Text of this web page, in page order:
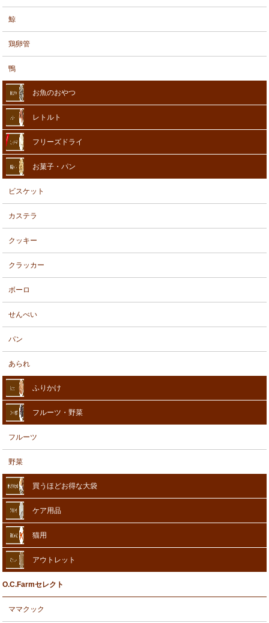
鯨
鶏卵管
鴨
お魚のおやつ
レトルト
フリーズドライ
お菓子・パン
ビスケット
カステラ
クッキー
クラッカー
ボーロ
せんべい
パン
あられ
ふりかけ
フルーツ・野菜
フルーツ
野菜
買うほどお得な大袋
ケア用品
猫用
アウトレット
O.C.Farmセレクト
ママクック